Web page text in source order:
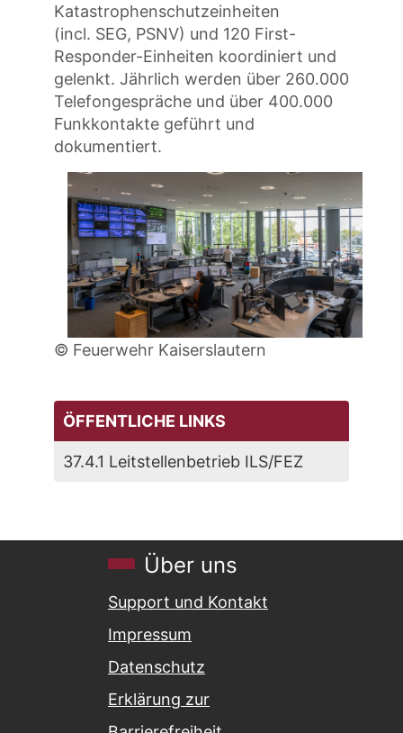
Katastrophenschutzeinheiten
(incl. SEG, PSNV) und 120 First-
Responder-Einheiten koordiniert und
gelenkt. Jährlich werden über 260.000
Telefongespräche und über 400.000
Funkkontakte geführt und
dokumentiert.
© Feuerwehr Kaiserslautern
ÖFFENTLICHE LINKS
37.4.1 Leitstellenbetrieb ILS/FEZ
Über uns
Support und Kontakt
Impressum
Datenschutz
Erklärung zur